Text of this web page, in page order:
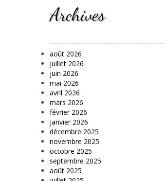
Archives
août 2026
juillet 2026
juin 2026
mai 2026
avril 2026
mars 2026
février 2026
janvier 2026
décembre 2025
novembre 2025
octobre 2025
septembre 2025
août 2025